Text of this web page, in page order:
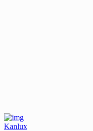
Kanlux